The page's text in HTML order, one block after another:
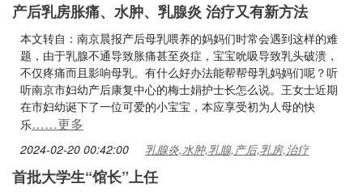
产后乳房胀痛、水肿、乳腺炎 治疗又有新方法
本文转自：南京晨报产后母乳喂养的妈妈们时常会遇到这样的难
题，由于乳腺不通导致胀痛甚至炎症，宝宝吮吸导致乳头破溃，
不仅疼痛而且影响母乳。有什么好办法能帮帮母乳妈妈们呢？听
听南京市妇幼产后康复中心的梅士娟护士长怎么说。王女士近期
在市妇幼诞下了一位可爱的小宝宝，本应享受初为人母的快
乐……更多
2024-02-20 00:42:00 乳腺炎,水肿,乳腺,产后,乳房,治疗
首批大学生“馆长”上任